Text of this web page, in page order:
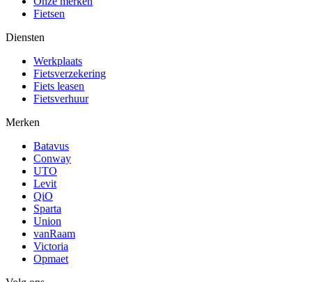
Fietsen
Diensten
Werkplaats
Fietsverzekering
Fiets leasen
Fietsverhuur
Merken
Batavus
Conway
UTO
Levit
QiO
Sparta
Union
vanRaam
Victoria
Opmaet